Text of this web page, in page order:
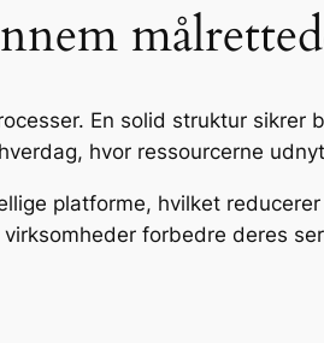
En solid struktur sikrer
hvor ressourcerne
platforme, hvilket
forbedre deres